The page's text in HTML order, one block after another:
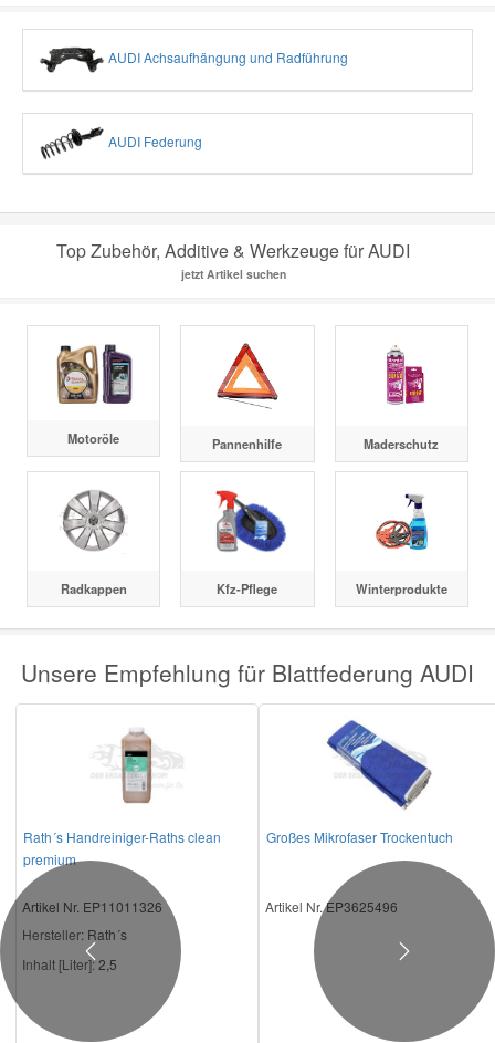
AUDI Achsaufhängung und Radführung
AUDI Federung
Top Zubehör, Additive & Werkzeuge für AUDI
jetzt Artikel suchen
Motoröle Pannenhilfe Maderschutz
Radkappen Kfz-Pflege Winterprodukte
Unsere Empfehlung für Blattfederung AUDI
Rath´s Handreiniger-Raths clean
premium
Artikel Nr. EP11011326
Hersteller: Rath´s
Inhalt [Liter]:2,5
Großes Mikrofaser Trockentuch
Artikel Nr. EP3625496
Previous Next